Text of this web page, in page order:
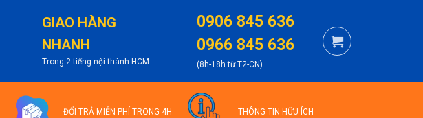
GIAO HÀNG
NHANH
Trong 2 tiếng nội thành HCM
0906 845 636
0966 845 636
(8h-18h từ T2-CN)
ĐỔI TRẢ MIỄN PHÍ TRONG 4H THÔNG TIN HỮU ÍCH